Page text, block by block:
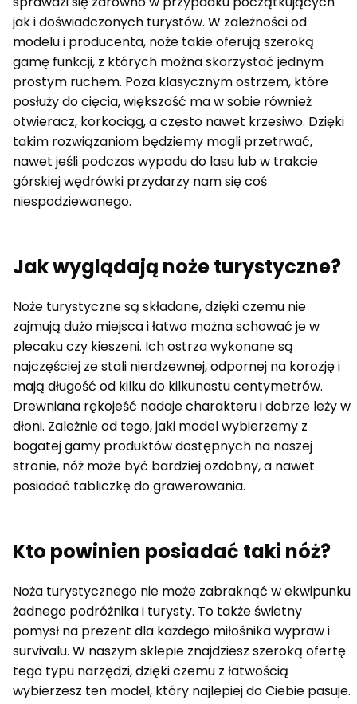
jak i doświadczonych turystów. W zależności od
modelu i producenta, noże takie oferują szeroką
gamę funkcji, z których można skorzystać jednym
prostym ruchem. Poza klasycznym ostrzem, które
posłuży do cięcia, większość ma w sobie również
otwieracz, korkociąg, a często nawet krzesiwo. Dzięki
takim rozwiązaniom będziemy mogli przetrwać,
nawet jeśli podczas wypadu do lasu lub w trakcie
górskiej wędrówki przydarzy nam się coś
niespodziewanego.
Jak wyglądają noże turystyczne?
Noże turystyczne są składane, dzięki czemu nie
zajmują dużo miejsca i łatwo można schować je w
plecaku czy kieszeni. Ich ostrza wykonane są
najczęściej ze stali nierdzewnej, odpornej na korozję i
mają długość od kilku do kilkunastu centymetrów.
Drewniana rękojeść nadaje charakteru i dobrze leży w
dłoni. Zależnie od tego, jaki model wybierzemy z
bogatej gamy produktów dostępnych na naszej
stronie, nóż może być bardziej ozdobny, a nawet
posiadać tabliczkę do grawerowania.
Kto powinien posiadać taki nóż?
Noża turystycznego nie może zabraknąć w ekwipunku
żadnego podróżnika i turysty. To także świetny
pomysł na prezent dla każdego miłośnika wypraw i
survivalu. W naszym sklepie znajdziesz szeroką ofertę
tego typu narzędzi, dzięki czemu z łatwością
wybierzesz ten model, który najlepiej do Ciebie pasuje.